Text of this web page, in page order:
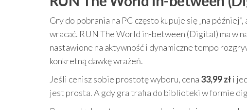
Gry do pobrania na PC często kupuje się „na
wracać. RUN The World in-between (Digital) ma w
nastawione na aktywność i dynamiczne tempo
konkretną dawkę wrażeń.
Jeśli cenisz sobie prostotę wyboru, cena 33,99 złi
jest prosta. A gdy gra trafia do biblioteki w formie